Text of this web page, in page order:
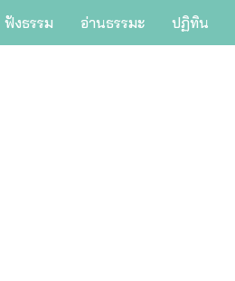
ฟังธรรม อ่านธรรมะ ปฏิทิน